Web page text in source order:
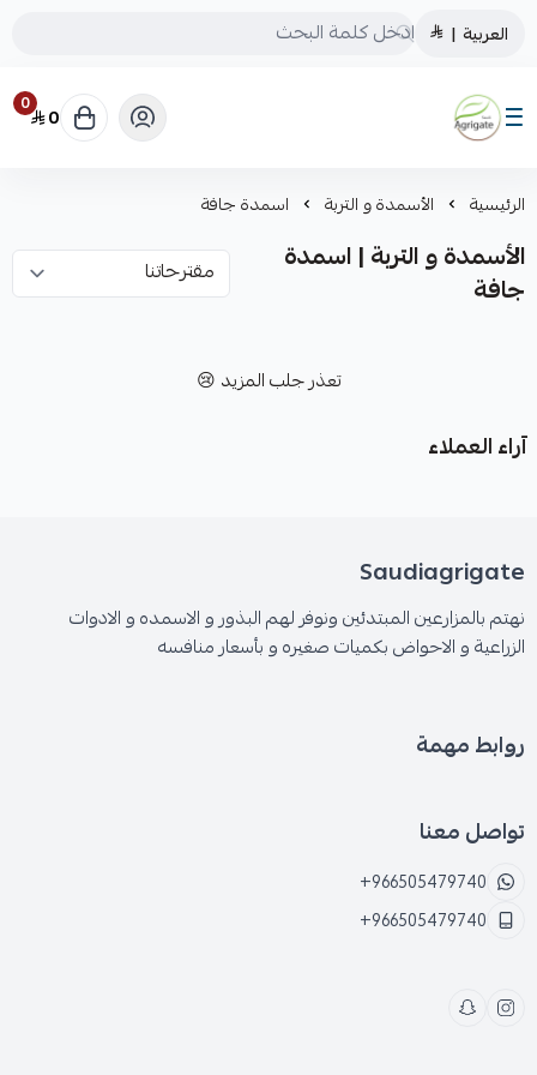
العربية |
Saudiagrigate
0 0
الرئيسية الأسمدة و التربة اسمدة جافة
الأسمدة و التربة | اسمدة
جافة
تعذر جلب المزيد 😢
آراء العملاء
Saudiagrigate
نهتم بالمزارعين المبتدئين ونوفر لهم البذور و الاسمده و الادوات
الزراعية و الاحواض بكميات صغيره و بأسعار منافسه
روابط مهمة
تواصل معنا
+966505479740
+966505479740